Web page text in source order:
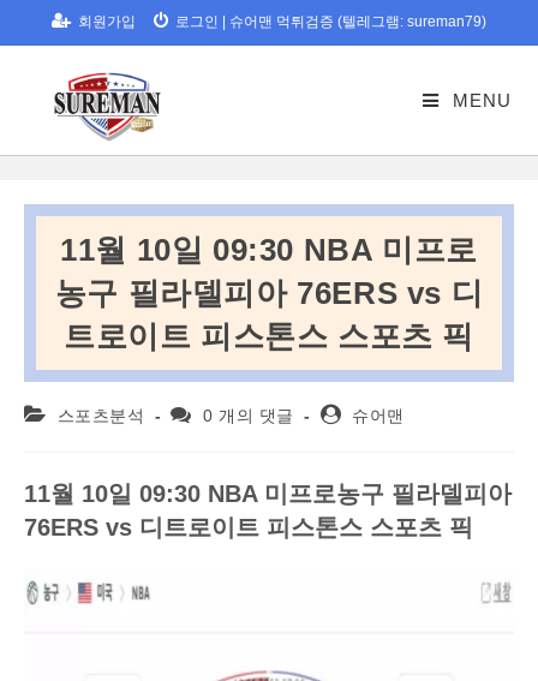
to
회원가입 로그인 슈어맨 먹튀검증 (텔레그램: sureman79)
MENU
11월 10일 09:30 NBA 미프로
농구 필라델피아 76ERS vs 디
트로이트 피스톤스 스포츠 픽
Post 스포츠분석
Post0 개의 댓글
Post슈어맨
11월 10일 09:30 NBA 미프로농구 필라델피아
76ERS vs 디트로이트 피스톤스 스포츠 픽